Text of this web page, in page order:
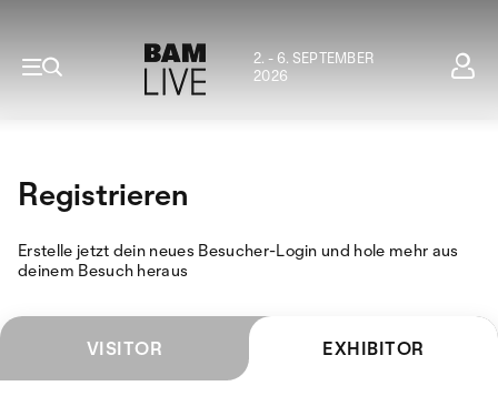
2. - 6. SEPTEMBER
2026
Registrieren
Erstelle jetzt dein neues Besucher-Login und hole mehr aus
deinem Besuch heraus
VISITOR EXHIBITOR